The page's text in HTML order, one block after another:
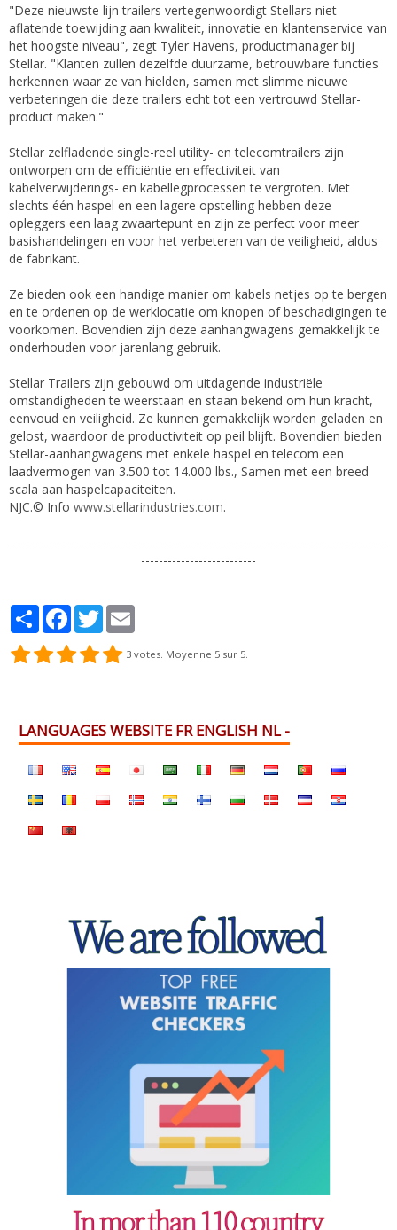
"Deze nieuwste lijn trailers vertegenwoordigt Stellars niet-
aflatende toewijding aan kwaliteit, innovatie en klantenservice van
het hoogste niveau", zegt Tyler Havens, productmanager bij
Stellar. "Klanten zullen dezelfde duurzame, betrouwbare functies
herkennen waar ze van hielden, samen met slimme nieuwe
verbeteringen die deze trailers echt tot een vertrouwd Stellar-
product maken."
Stellar zelfladende single-reel utility- en telecomtrailers zijn
ontworpen om de efficiëntie en effectiviteit van
kabelverwijderings- en kabellegprocessen te vergroten. Met
slechts één haspel en een lagere opstelling hebben deze
opleggers een laag zwaartepunt en zijn ze perfect voor meer
basishandelingen en voor het verbeteren van de veiligheid, aldus
de fabrikant.
Ze bieden ook een handige manier om kabels netjes op te bergen
en te ordenen op de werklocatie om knopen of beschadigingen te
voorkomen. Bovendien zijn deze aanhangwagens gemakkelijk te
onderhouden voor jarenlang gebruik.
Stellar Trailers zijn gebouwd om uitdagende industriële
omstandigheden te weerstaan en staan bekend om hun kracht,
eenvoud en veiligheid. Ze kunnen gemakkelijk worden geladen en
gelost, waardoor de productiviteit op peil blijft. Bovendien bieden
Stellar-aanhangwagens met enkele haspel en telecom een
laadvermogen van 3.500 tot 14.000 lbs., Samen met een breed
scala aan haspelcapaciteiten.
NJC.© Info www.stellarindustries.com.
-------------------------------------------------------------------------------------
--------------------------
PartagerFacebook
Twitter
3 votes. Moyenne 5 sur 5.
LANGUAGES WEBSITE FR ENGLISH NL -